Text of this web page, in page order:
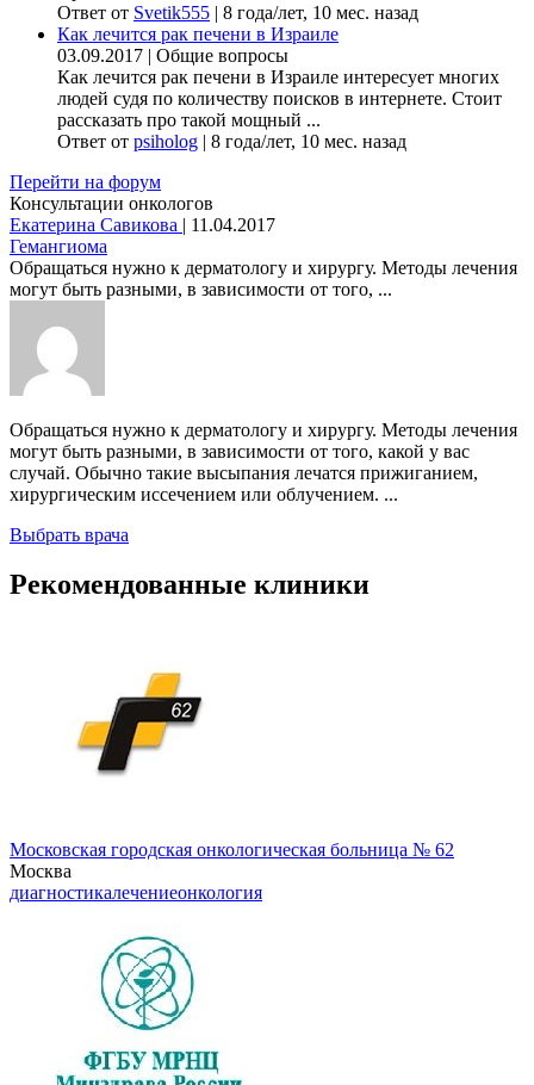
Ответ от Svetik555 | 8 года/лет, 10 мес. назад
Как лечится рак печени в Израиле
03.09.2017 | Общие вопросы
Как лечится рак печени в Израиле интересует многих
людей судя по количеству поисков в интернете. Стоит
рассказать про такой мощный ...
Ответ от psiholog | 8 года/лет, 10 мес. назад
Перейти на форум
Консультации онкологов
Екатерина Савикова | 11.04.2017
Гемангиома
Обращаться нужно к дерматологу и хирургу. Методы лечения
могут быть разными, в зависимости от того, ...
Обращаться нужно к дерматологу и хирургу. Методы лечения
могут быть разными, в зависимости от того, какой у вас
случай. Обычно такие высыпания лечатся прижиганием,
хирургическим иссечением или облучением. ...
Выбрать врача
Рекомендованные клиники
Московская городская онкологическая больница № 62
Москва
диагностикалечениеонкология